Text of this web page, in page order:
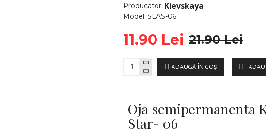
Producator: Kievskaya
Model: SLAS-06
11.90 Lei 21.90 Lei
ADAUGĂ ÎN COŞ
Oja semipermanenta
Star- 06